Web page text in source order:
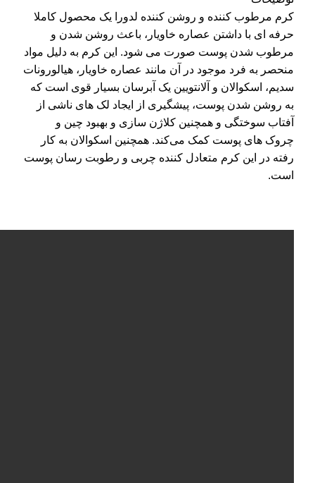
کرم مرطوب کننده و روشن کننده لدورا یک محصول کاملا
حرفه­ ای با داشتن عصاره خاویار، باعث روشن­ شدن و
مرطوب­ شدن پوست صورت می شود. این کرم به دلیل مواد
منحصر به فرد موجود در آن مانند عصاره خاویار، هیالورونات
سدیم، اسکوالان و آلانتویین یک آبرسان بسیار قوی است که
به روشن­ شدن پوست، پیشگیری از ایجاد لک­ های ناشی از
آفتاب سوختگی و همچنین کلاژن­ سازی و بهبود چین و
چروک­ های پوست کمک‌ می‌کند. همچنین اسکوالان به کار
رفته در این کرم متعادل­ کننده چربی و رطوبت­ رسان پوست
است.